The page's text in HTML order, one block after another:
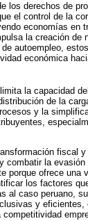
los derechos de
el control de la
economías en
la creación de
autoempleo,
económica
la capacidad
de la
y la
fiscal
la
porque ofrece una
los factores
al caso peruano,
y eficientes,